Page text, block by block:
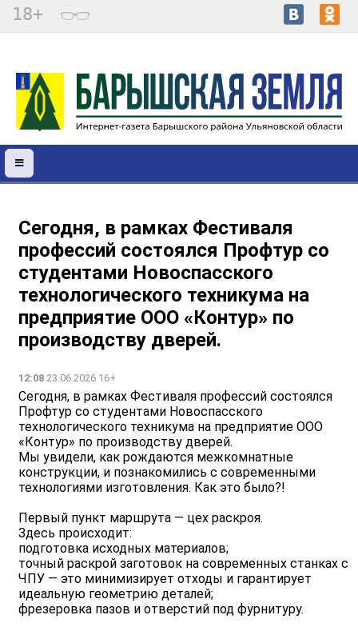
18+
Сегодня, в рамках Фестиваля
профессий состоялся Профтур со
студентами Новоспасского
технологического техникума на
предприятие ООО «Контур» по
производству дверей.
12:08 23.06.2026 16+
Сегодня, в рамках Фестиваля профессий состоялся
Профтур со студентами Новоспасского
технологического техникума на предприятие ООО
«Контур» по производству дверей.
Мы увидели, как рождаются межкомнатные
конструкции, и познакомились с современными
технологиями изготовления. Как это было?!
Первый пункт маршрута — цех раскроя.
Здесь происходит:
подготовка исходных материалов;
точный раскрой заготовок на современных станках с
ЧПУ — это минимизирует отходы и гарантирует
идеальную геометрию деталей;
фрезеровка пазов и отверстий под фурнитуру.